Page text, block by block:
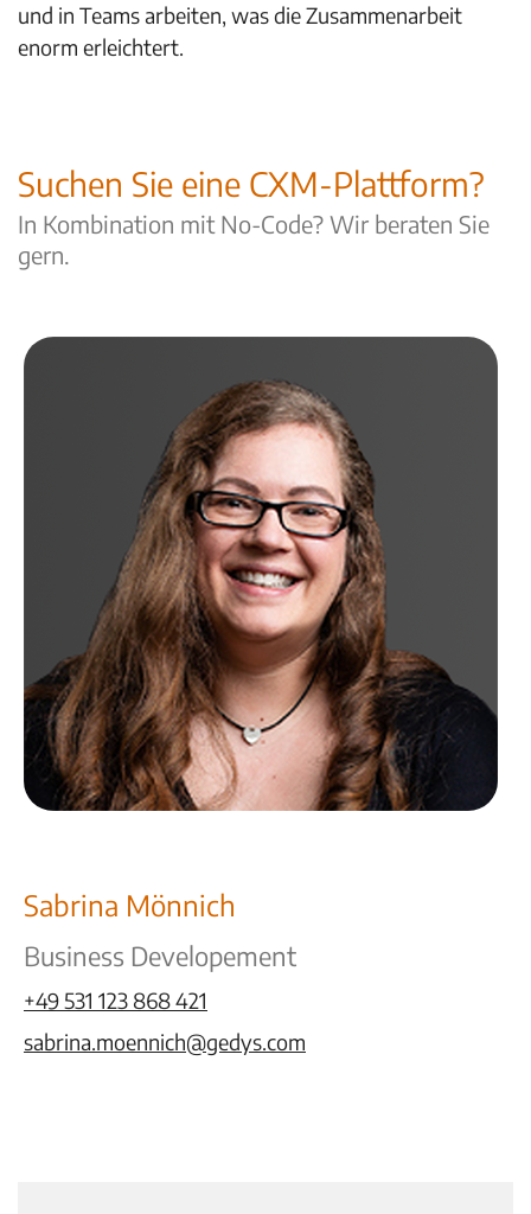
und in Teams arbeiten, was die Zusammenarbeit
enorm erleichtert.
Suchen Sie eine CXM-Plattform?
In Kombination mit No-Code? Wir beraten Sie
gern.
Sabrina Mönnich
Business Developement
+49 531 123 868 421
sabrina.moennich@gedys.com